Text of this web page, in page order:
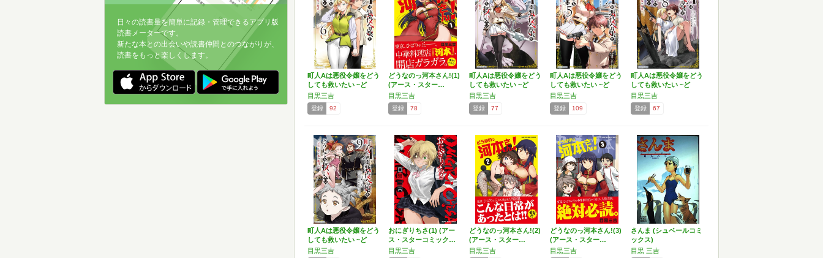
町人Aは悪役令嬢をどう
しても救いたい ~ど
ぶ…
目黒三吉
登録 92
どうなのっ河本さん!(1)
(アース・スター…
目黒三吉
登録 78
町人Aは悪役令嬢をどう
しても救いたい ~ど
ぶ…
目黒三吉
登録 77
町人Aは悪役令嬢をどう
しても救いたい ~ど
ぶ…
目黒三吉
登録 109
町人Aは悪役令嬢をどう
しても救いたい ~ど
ぶ…
目黒三吉
登録 67
町人Aは悪役令嬢をどう
しても救いたい ~ど
ぶ…
目黒三吉
おにぎりちさ(1) (アー
ス・スターコミック…
目黒三吉
どうなのっ河本さん!(2)
(アース・スター…
目黒三吉
どうなのっ河本さん!(3)
(アース・スター…
目黒三吉
さんま (シュベールコミ
ックス)
目黒 三吉
日々の読書量を簡単に記録・管理できるアプリ版
読書メーターです。
新たな本との出会いや読書仲間とのつながりが、
読書をもっと楽しくします。